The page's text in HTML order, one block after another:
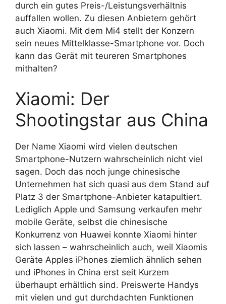
durch ein gutes Preis-/Leistungsverhältnis
auffallen wollen. Zu diesen Anbietern gehört
auch Xiaomi. Mit dem Mi4 stellt der Konzern
sein neues Mittelklasse-Smartphone vor. Doch
kann das Gerät mit teureren Smartphones
mithalten?
Xiaomi: Der
Shootingstar aus China
Der Name Xiaomi wird vielen deutschen
Smartphone-Nutzern wahrscheinlich nicht viel
sagen. Doch das noch junge chinesische
Unternehmen hat sich quasi aus dem Stand auf
Platz 3 der Smartphone-Anbieter katapultiert.
Lediglich Apple und Samsung verkaufen mehr
mobile Geräte, selbst die chinesische
Konkurrenz von Huawei konnte Xiaomi hinter
sich lassen – wahrscheinlich auch, weil Xiaomis
Geräte Apples iPhones ziemlich ähnlich sehen
und iPhones in China erst seit Kurzem
überhaupt erhältlich sind. Preiswerte Handys
mit vielen und gut durchdachten Funktionen